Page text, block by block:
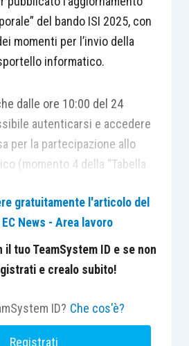
del bando ISI 2025, con
momenti per l’invio della
informatico.
dalle ore 10:00 del 24
autenticarsi e accedere
per la partecipazione allo
(momento 4 della “Tabella
e fino alle ore 11:20 del
imprese che si sono registrate
partecipante possono
della domanda (momenti
temporale” e delle “Regole
gratuitamente l'articolo del
News - Area lavoro
tuo TeamSystem ID e se non
e crealo subito!
ID? Che cos'è?
Registrati